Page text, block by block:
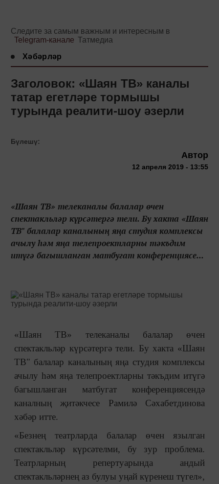
Следите за самым важным и интересным в
Telegram-канале Татмедиа
Хәбәрләр
Заголовок: «Шаян ТВ» каналы
татар егетләре тормышы
турында реалити-шоу әзерли
Бүлешү:
Автор
12 апреля 2019 - 13:55
«Шаян ТВ» телеканалы балалар өчен
спектакльләр күрсәтергә тели. Бу хакта «Шаян
ТВ" балалар каналының яңа студия комплексы
ачылу һәм яңа телепроектларны тәкъдим
итүгә багышланган матбугат конференциясе...
«Шаян ТВ» телеканалы балалар өчен
спектакльләр күрсәтергә тели. Бу хакта «Шаян
ТВ" балалар каналының яңа студия комплексы
ачылу һәм яңа телепроектларны тәкъдим итүгә
багышланган матбугат конференциясендә
каналның җитәкчесе Рамилә Сәхабетдинова
хәбәр итте.
«Безнең театрларда балалар өчен язылган
спектакльләр күрсәтелми, бу зур проблема.
Театрларның репертуарында андый
спектакльләрнең аз булуы уңай күренеш түгел»,